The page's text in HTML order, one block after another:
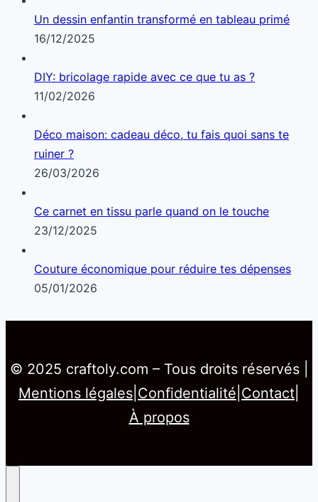
Un dessin enfantin transformé en tableau primé
16/12/2025
DIY: bricolage rapide avec ce que tu as ?
11/02/2026
Déco maison: cadeau déco, tu fais quoi sans te
ruiner ?
26/03/2026
Ce carnet en tissu parle quand on le touche
23/12/2025
Couture économique pour réduire tes dépenses
05/01/2026
© 2025 craftoly.com – Tous droits réservés |
Mentions légales Confidentialité Contact
À propos